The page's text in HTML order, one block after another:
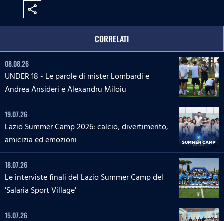
share
CORRELATI
08.08.26
UNDER 18 - Le parole di mister Lombardi e
Andrea Ansideri e Alexandru Miloiu
19.07.26
Lazio Summer Camp 2026: calcio, divertimento,
amicizia ed emozioni
18.07.26
Le interviste finali del Lazio Summer Camp del
'Salaria Sport Village'
15.07.26